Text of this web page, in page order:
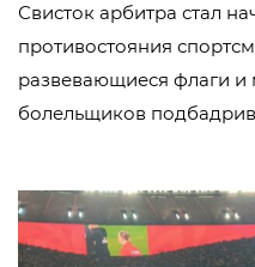
Свисток арбитра стал
противостояния
развевающиеся флаги
болельщиков